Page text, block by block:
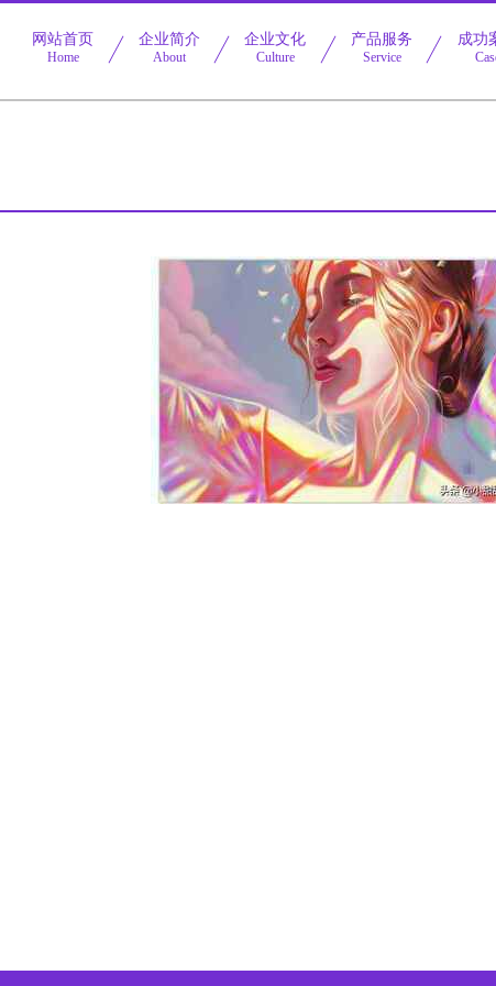
网站首页
Home
企业简介
About
企业文化
Culture
产品服务
Service
成功